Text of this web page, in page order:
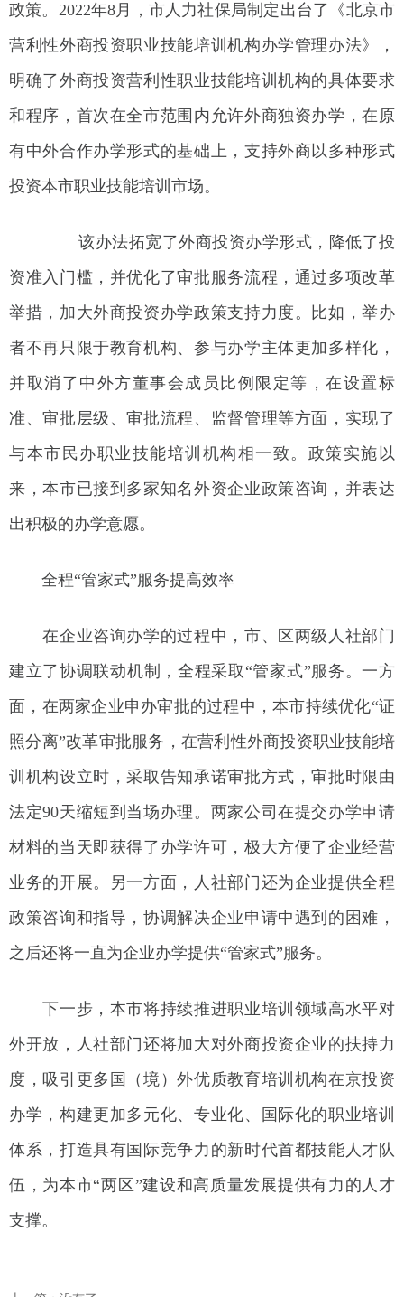
政策。2022年8月，市人力社保局制定出台了《北京市
营利性外商投资职业技能培训机构办学管理办法》，
明确了外商投资营利性职业技能培训机构的具体要求
和程序，首次在全市范围内允许外商独资办学，在原
有中外合作办学形式的基础上，支持外商以多种形式
投资本市职业技能培训市场。
该办法拓宽了外商投资办学形式，降低了投
资准入门槛，并优化了审批服务流程，通过多项改革
举措，加大外商投资办学政策支持力度。比如，举办
者不再只限于教育机构、参与办学主体更加多样化，
并取消了中外方董事会成员比例限定等，在设置标
准、审批层级、审批流程、监督管理等方面，实现了
与本市民办职业技能培训机构相一致。政策实施以
来，本市已接到多家知名外资企业政策咨询，并表达
出积极的办学意愿。
全程“管家式”服务提高效率
在企业咨询办学的过程中，市、区两级人社部门
建立了协调联动机制，全程采取“管家式”服务。一方
面，在两家企业申办审批的过程中，本市持续优化“证
照分离”改革审批服务，在营利性外商投资职业技能培
训机构设立时，采取告知承诺审批方式，审批时限由
法定90天缩短到当场办理。两家公司在提交办学申请
材料的当天即获得了办学许可，极大方便了企业经营
业务的开展。另一方面，人社部门还为企业提供全程
政策咨询和指导，协调解决企业申请中遇到的困难，
之后还将一直为企业办学提供“管家式”服务。
下一步，本市将持续推进职业培训领域高水平对
外开放，人社部门还将加大对外商投资企业的扶持力
度，吸引更多国（境）外优质教育培训机构在京投资
办学，构建更加多元化、专业化、国际化的职业培训
体系，打造具有国际竞争力的新时代首都技能人才队
伍，为本市“两区”建设和高质量发展提供有力的人才
支撑。